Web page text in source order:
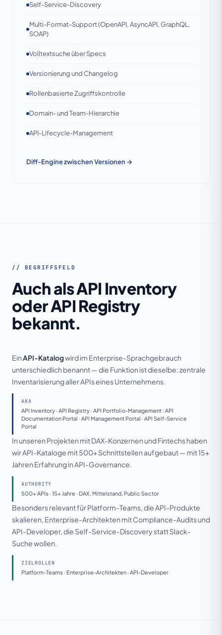
Self-Service-Discovery
Multi-Format-Support (OpenAPI, AsyncAPI, GraphQL,
SOAP)
Volltextsuche über Specs
Versionierung und Changelog
Rollenbasierte Zugriffskontrolle
Domain- und Team-Hierarchie
API-Lifecycle-Management
Diff-Engine zwischen Versionen →
// BEGRIFFSFELD
Auch als API Inventory
oder API Registry
bekannt.
EinAPI-Katalogwird im Enterprise-Sprachgebrauch
unterschiedlich benannt — die Funktion ist dieselbe: zentrale
Inventarisierung aller APIs eines Unternehmens.
AKA
API Inventory · API Registry · API Portfolio-Management · API
Documentation Portal · API Management Portal · API Self-Service
Portal
In unseren Projekten mit DAX-Konzernen und Fintechs haben
wir API-Kataloge mit 500+ Schnittstellen aufgebaut — mit 15+
Jahren Erfahrung in API-Governance.
AUTHORITY
500+ APIs · 15+ Jahre · DAX, Mittelstand, Public Sector
Besonders relevant für Platform-Teams, die API-Produkte
skalieren, Enterprise-Architekten mit Compliance-Audits und
API-Developer, die Self-Service-Discovery statt Slack-
Suche wollen.
ZIELROLLEN
Platform-Teams · Enterprise-Architekten · API-Developer